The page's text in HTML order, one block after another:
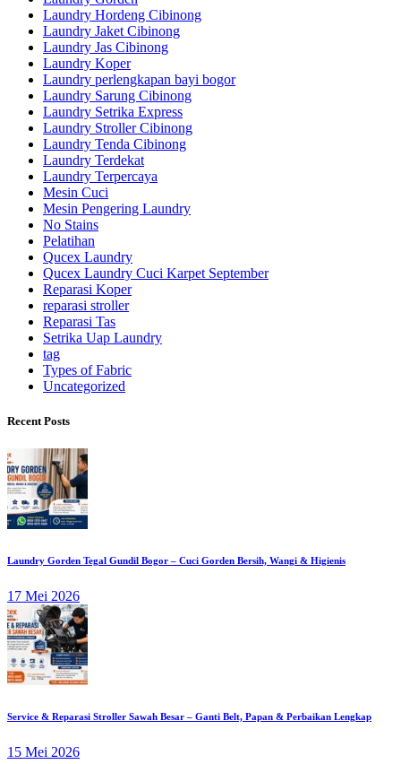
Laundry Hordeng Cibinong
Laundry Jaket Cibinong
Laundry Jas Cibinong
Laundry Koper
Laundry perlengkapan bayi bogor
Laundry Sarung Cibinong
Laundry Setrika Express
Laundry Stroller Cibinong
Laundry Tenda Cibinong
Laundry Terdekat
Laundry Terpercaya
Mesin Cuci
Mesin Pengering Laundry
No Stains
Pelatihan
Qucex Laundry
Qucex Laundry Cuci Karpet September
Reparasi Koper
reparasi stroller
Reparasi Tas
Setrika Uap Laundry
tag
Types of Fabric
Uncategorized
Recent Posts
Laundry Gorden Tegal Gundil Bogor – Cuci Gorden Bersih, Wangi & Higienis
17 Mei 2026
Service & Reparasi Stroller Sawah Besar – Ganti Belt, Papan & Perbaikan Lengkap
15 Mei 2026